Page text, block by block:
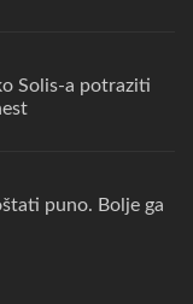
Solis-a potraziti
puno. Bolje ga